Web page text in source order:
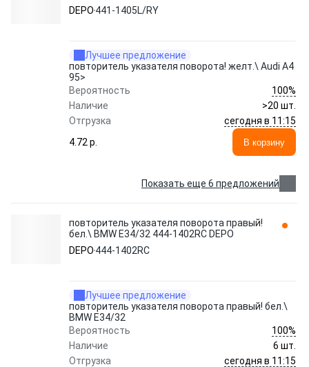
DEPO 441-1405L/RY
Лучшее предложение
повторитель указателя поворота! желт.\ Audi A4
95>
Вероятность
100%
Наличие
>20 шт.
Отгрузка
сегодня в 11:15
4.72 p.
В корзину
Показать еще 6 предложений
повторитель указателя поворота правый!
бел.\ BMW E34/32 444-1402RC DEPO
DEPO 444-1402RC
Лучшее предложение
повторитель указателя поворота правый! бел.\
BMW E34/32
Вероятность
100%
Наличие
6 шт.
Отгрузка
сегодня в 11:15